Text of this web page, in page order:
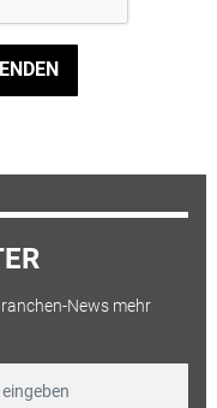
News mehr